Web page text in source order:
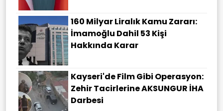
160 Milyar Liralık Kamu Zararı:
İmamoğlu Dahil 53 Kişi
Hakkında Karar
Kayseri'de Film Gibi Operasyon:
Zehir Tacirlerine AKSUNGUR İHA
Darbesi